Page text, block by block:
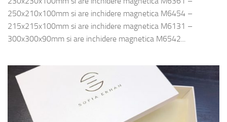
250x210x100mm si are inchidere magnetica M6454 –
215x215x100mm si are inchidere magnetica M6131 –
300x300x90mm si are inchidere magnetica M6542...